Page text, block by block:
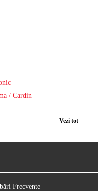
/ Cardin
Vezi tot
Frecvente